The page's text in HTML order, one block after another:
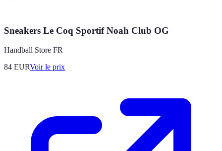
Sneakers Le Coq Sportif Noah Club OG
Handball Store FR
84 EURVoir le prix